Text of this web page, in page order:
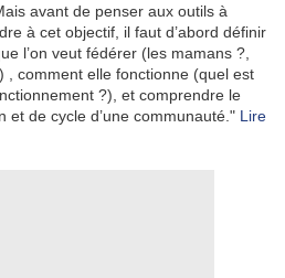
avant de penser aux outils à
à cet objectif, il faut d’abord définir
l’on veut fédérer (les mamans ?,
comment elle fonctionne (quel est
?), et comprendre le
et de cycle d’une communauté." Lire